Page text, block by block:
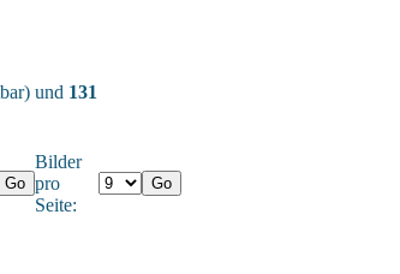
und 131
Bilder
pro
Seite: